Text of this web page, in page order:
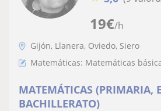
19€/h
Gijón, Llanera, Oviedo, Siero
Matemáticas: Matemáticas
MATEMÁTICAS (PRIMARIA,
BACHILLERATO)